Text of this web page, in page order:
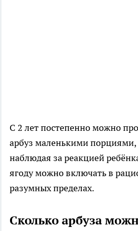
С 2 лет постепенно можно
арбуз маленькими
наблюдая за реакцией
ягоду можно включать в
разумных пределах.
Сколько арбуза